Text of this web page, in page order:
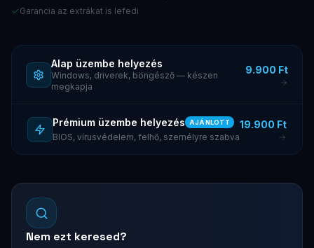
Garancia az extrákat is lefedi
Alap üzembe helyezés
Windows, driverek, böngésző — készen
megkapja
9.900 Ft
Prémium üzembe helyezés AJÁNLOTT
BIOS, vírusvédelem, felhő, személyre szabva
19.900 Ft
Nem ezt keresed?